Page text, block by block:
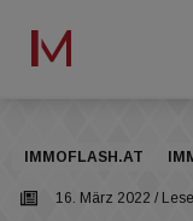
IMMOFLASH.AT
16. März 2022 /